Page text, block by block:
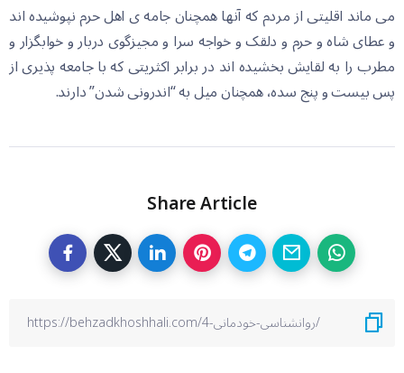
می ماند اقلیتی از مردم که آنها همچنان جامه ی اهل حرم نپوشیده اند
و عطای شاه و حرم و دلقک و خواجه سرا و مجیزگوی دربار و خوابگزار و
مطرب را به لقایش بخشیده اند در برابر اکثریتی که با جامعه پذیری از
پس بیست و پنج سده، همچنان میل به “اندرونی شدن” دارند.
Share Article